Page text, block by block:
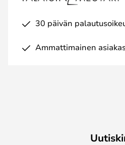
30 päivän
Ammattimainen